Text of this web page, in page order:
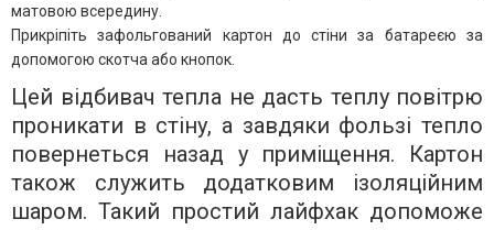
матовою всередину.
Прикріпіть зафольгований картон до стіни за батареєю за
допомогою скотча або кнопок.
Цей відбивач тепла не дасть теплу повітрю
проникати в стіну, а завдяки фользі тепло
повернеться назад у приміщення. Картон
також служить додатковим ізоляційним
шаром. Такий простий лайфхак допоможе